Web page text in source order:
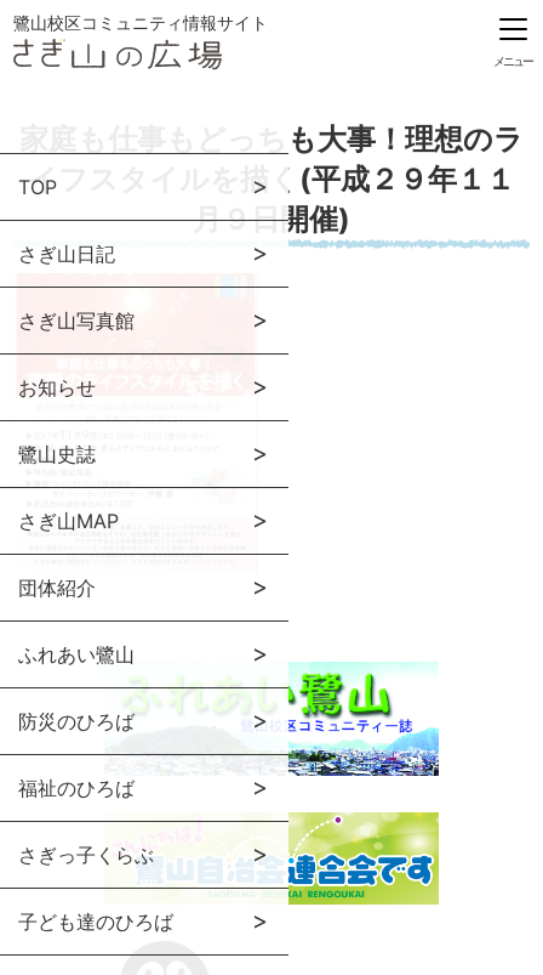
鷺山校区コミュニティ情報サイト
メニュー
TOP
さぎ山日記
さぎ山写真館
お知らせ
鷺山史誌
さぎ山MAP
団体紹介
ふれあい鷺山
防災のひろば
福祉のひろば
さぎっ子くらぶ
子ども達のひろば
家庭も仕事もどっちも大事！理想のラ
イフスタイルを描く(平成２９年１１
月９日開催)